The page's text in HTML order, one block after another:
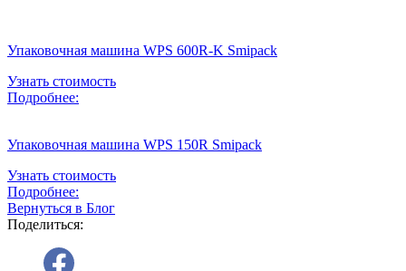
Упаковочная машина WPS 600R-K Smipack
Узнать стоимость
Подробнее:
Упаковочная машина WPS 150R Smipack
Узнать стоимость
Подробнее:
Вернуться в Блог
Поделиться: